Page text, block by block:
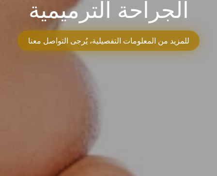
الجراحة الترميمية
للمزيد من المعلومات التفصيلية، يُرجى التواصل معنا